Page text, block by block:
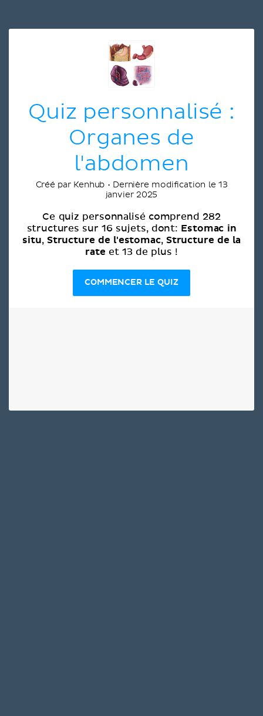
Quiz personnalisé :
Organes de
l'abdomen
Créé par Kenhub • Dernière modification le 13
janvier 2025
Ce quiz personnalisé comprend 282
structures sur 16 sujets, dont: Estomac in
situ, Structure de l'estomac, Structure de la
rate et 13 de plus !
COMMENCER LE QUIZ